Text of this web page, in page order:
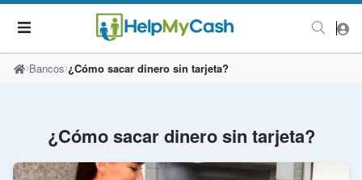
Bancos ¿Cómo sacar dinero sin tarjeta?
¿Cómo sacar dinero sin tarjeta?